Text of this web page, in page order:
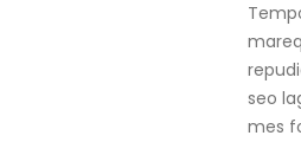
seo
mes